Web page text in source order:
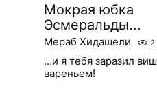
Мокрая юбка
Эсмеральды...
Мераб Хидашели
…и я тебя заразил
вареньем!